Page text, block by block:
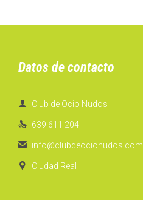
Datos de contacto
 Club de Ocio Nudos
 639 611 204
 info@clubdeocionudos.com
 Ciudad Real